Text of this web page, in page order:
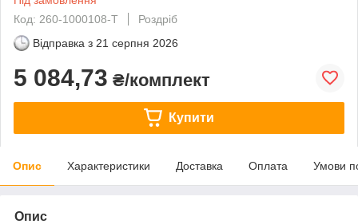
Код: 260-1000108-Т
Роздріб
Відправка з 21 серпня 2026
5 084,73 ₴/комплект
Купити
Опис Характеристики Доставка Оплата Умови
Опис